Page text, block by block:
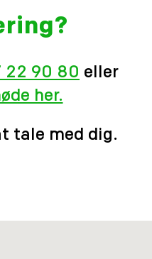
22 90 80 eller
her.
tale med dig.